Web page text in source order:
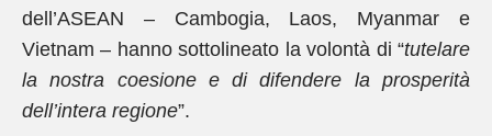
dell’ASEAN – Cambogia, Laos, Myanmar e
Vietnam – hanno sottolineato la volontà di “tutelare
la nostra coesione e di difendere la prosperità
dell’intera regione”.